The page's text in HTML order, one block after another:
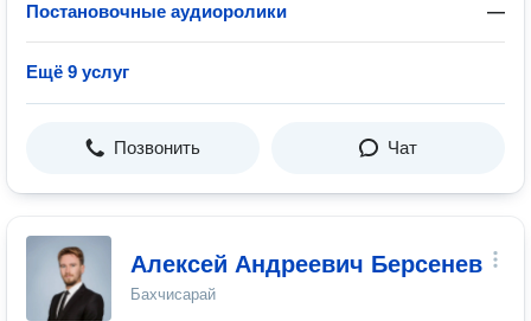
Постановочные аудиоролики —
Ещё 9 услуг
Позвонить Чат
Алексей Андреевич Берсенев
Бахчисарай